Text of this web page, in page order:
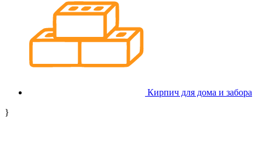
Кирпич для дома и забора
}